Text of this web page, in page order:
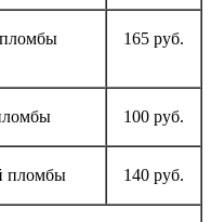
165 руб.
100 руб.
пломбы 140 руб.